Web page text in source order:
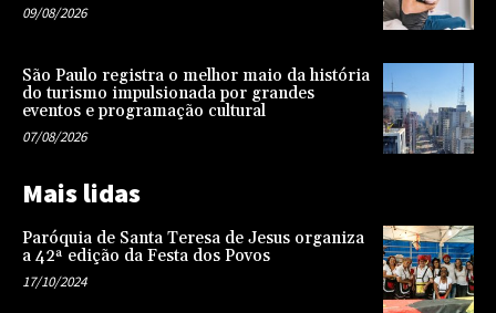
09/08/2026
São Paulo registra o melhor maio da história
do turismo impulsionada por grandes
eventos e programação cultural
07/08/2026
Mais lidas
Paróquia de Santa Teresa de Jesus organiza
a 42ª edição da Festa dos Povos
17/10/2024